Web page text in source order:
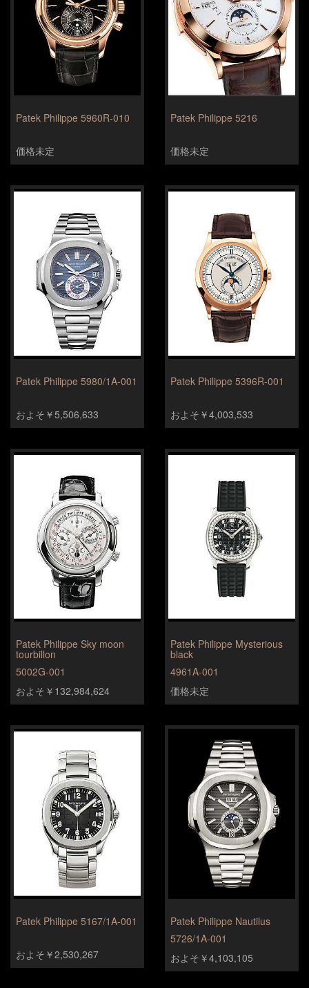
Patek Philippe 5960R-010
価格未定
Patek Philippe 5216
価格未定
Patek Philippe 5980/1A-001
およそ￥5,506,633
Patek Philippe 5396R-001
およそ￥4,003,533
Patek Philippe Sky moon
tourbillon
5002G-001
およそ￥132,984,624
Patek Philippe Mysterious
black
4961A-001
価格未定
Patek Philippe 5167/1A-001
およそ￥2,530,267
Patek Philippe Nautilus
5726/1A-001
およそ￥4,103,105